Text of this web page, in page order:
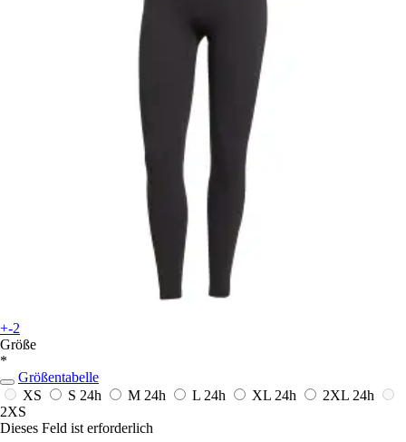
+-2
Größe
*
Größentabelle
XS
S 24h M 24h L 24h XL 24h 2XL 24h
2XS
Dieses Feld ist erforderlich